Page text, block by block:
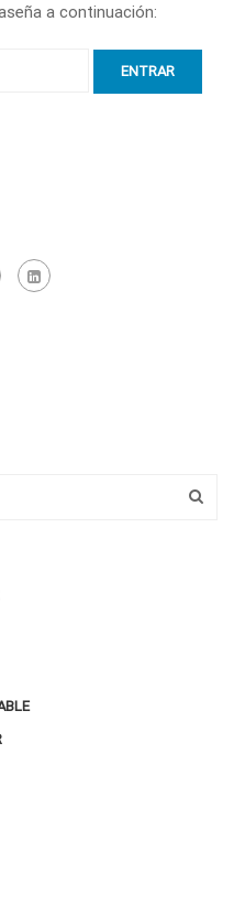
a continuación: